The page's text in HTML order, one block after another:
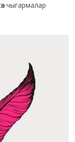
чыгармалар